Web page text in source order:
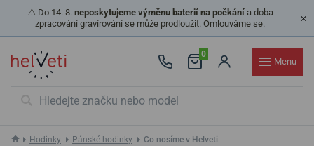
⚠️ Do 14. 8. neposkytujeme výměnu baterií na počkánía doba
zpracování gravírování se může prodloužit. Omlouváme se.
0
Menu
Hodinky Pánské hodinky Co nosíme v Helveti